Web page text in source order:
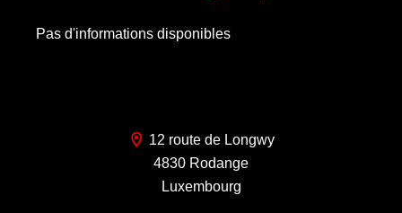
Pas d'informations disponibles
12 route de Longwy
4830 Rodange
Luxembourg